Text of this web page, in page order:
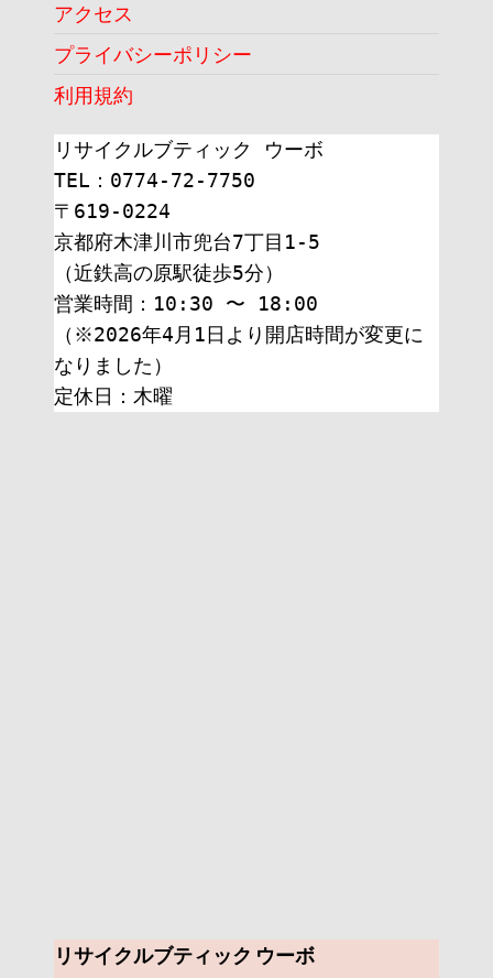
アクセス
プライバシーポリシー
利用規約
リサイクルブティック ウーボ
TEL：0774-72-7750
〒619-0224
京都府木津川市兜台7丁目1-5
（近鉄高の原駅徒歩5分）
営業時間：10:30 〜 18:00
（※2026年4月1日より開店時間が変更に
なりました）
定休日：木曜
リサイクルブティック ウーボ